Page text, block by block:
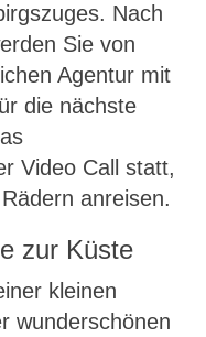
Nach
Sie von
Agentur mit
die nächste
Video Call statt,
anreisen.
zur Küste
kleinen
wunderschönen